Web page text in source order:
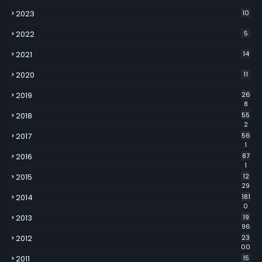
2023 10
2022 5
2021 14
2020 11
2019
26
8
2018
55
2
2017
56
1
2016
87
1
2015
12
29
2014
181
0
2013
19
96
2012
23
00
2011 15